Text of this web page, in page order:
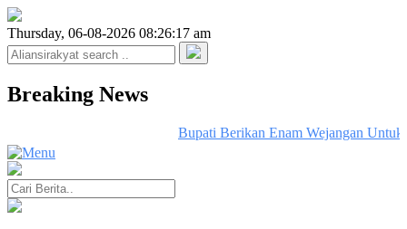
Thursday, 06-08-2026 08:26:17 am
Breaking News
Bupati Berikan Enam Wejangan Untuk